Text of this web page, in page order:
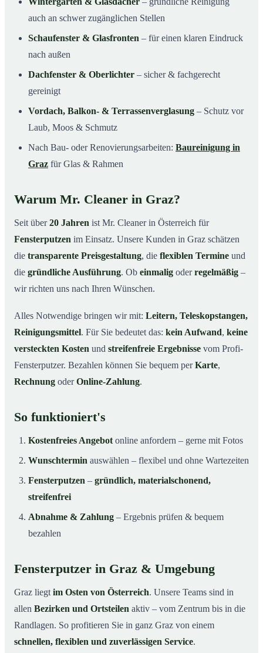
auch an schwer zugänglichen Stellen
Schaufenster & Glasfronten – für einen klaren Eindruck
nach außen
Dachfenster & Oberlichter – sicher & fachgerecht
gereinigt
Vordach, Balkon- & Terrassenverglasung – Schutz vor
Laub, Moos & Schmutz
Nach Bau- oder Renovierungsarbeiten: Baureinigung in
Graz für Glas & Rahmen
Warum Mr. Cleaner in Graz?
Seit über20 Jahren ist Mr. Cleaner in Österreich für
Fensterputzen im Einsatz. Unsere Kunden in Graz schätzen
die transparente Preisgestaltung, die flexiblen Termine und
die gründliche Ausführung. Ob einmalig oderregelmäßig –
wir richten uns nach Ihren Wünschen.
Alles Notwendige bringen wir mit: Leitern, Teleskopstangen,
Reinigungsmittel. Für Sie bedeutet das: kein Aufwand, keine
versteckten Kosten und streifenfreie Ergebnisse vom Profi-
Fensterputzer. Bezahlen können Sie bequem perKarte,
Rechnung oderOnline-Zahlung.
So funktioniert's
Kostenfreies Angebot online anfordern – gerne mit Fotos
Wunschtermin auswählen – flexibel und ohne Wartezeiten
Fensterputzen – gründlich, materialschonend,
streifenfrei
Abnahme & Zahlung – Ergebnis prüfen & bequem
bezahlen
Fensterputzer in Graz & Umgebung
Graz liegt im Osten von Österreich. Unsere Teams sind in
allen Bezirken und Ortsteilen aktiv – vom Zentrum bis in die
Randlagen. So profitieren Sie in ganz Graz von einem
schnellen, flexiblen und zuverlässigen Service.